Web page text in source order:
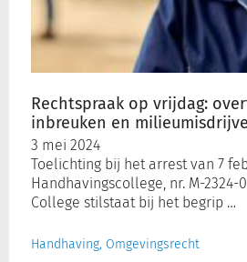
Rechtspraak op vrijdag:
inbreuken en
3 mei 2024
Toelichting bij het arrest van 7
Handhavingscollege, nr. M-2324-
College stilstaat bij het begrip …
Handhaving, Omgevingsrecht
milieu-
milieumisdrijven